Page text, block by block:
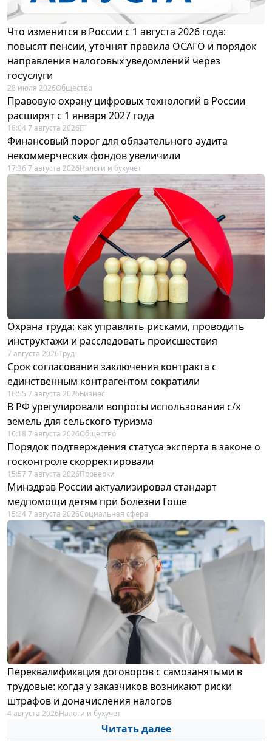
Что изменится в России с 1 августа 2026 года:
повысят пенсии, уточнят правила ОСАГО и порядок
направления налоговых уведомлений через
госуслуги
28 июля 2026Общество
Правовую охрану цифровых технологий в России
расширят с 1 января 2027 года
18:04 7 августа 2026IT
Финансовый порог для обязательного аудита
некоммерческих фондов увеличили
17:36 7 августа 2026Налоги и бухучет
Охрана труда: как управлять рисками, проводить
инструктажи и расследовать происшествия
7 августа 2026Труд
Срок согласования заключения контракта с
единственным контрагентом сократили
16:55 7 августа 2026Бизнес
В РФ урегулировали вопросы использования с/х
земель для сельского туризма
16:18 7 августа 2026Общество
Порядок подтверждения статуса эксперта в законе о
госконтроле скорректировали
15:57 7 августа 2026Проверки
Минздрав России актуализировал стандарт
медпомощи детям при болезни Гоше
15:34 7 августа 2026Социальная сфера
Переквалификация договоров с самозанятыми в
трудовые: когда у заказчиков возникают риски
штрафов и доначисления налогов
4 августа 2026Налоги и бухучет
Читать далее